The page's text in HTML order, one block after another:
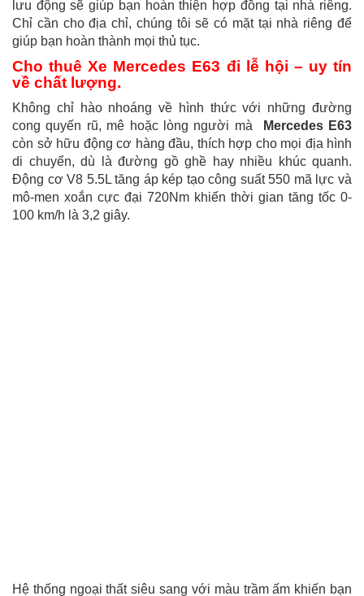
lưu động sẽ giúp bạn hoàn thiện hợp đồng tại nhà riêng.
Chỉ cần cho địa chỉ, chúng tôi sẽ có mặt tại nhà riêng để
giúp bạn hoàn thành mọi thủ tục.
Cho thuê Xe Mercedes E63 đi lễ hội – uy tín
về chất lượng.
Không chỉ hào nhoáng về hình thức với những đường
cong quyến rũ, mê hoặc lòng người mà
Mercedes E63
còn sở hữu động cơ hàng đầu, thích hợp cho mọi địa hình
di chuyển, dù là đường gồ ghề hay nhiều khúc quanh.
Động cơ V8 5.5L tăng áp kép tạo công suất 550 mã lực và
mô-men xoắn cực đại 720Nm khiến thời gian tăng tốc 0-
100 km/h là 3,2 giây.
Hệ thống ngoại thất siêu sang với màu trầm ấm khiến bạn